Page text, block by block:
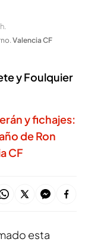
.Valencia CF
y Foulquier
y fichajes:
de Ron
CF
esta